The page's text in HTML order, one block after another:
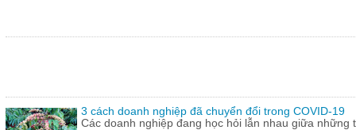
3 cách doanh nghiệp đã chuyển đổi trong COVID-19
Các doanh nghiệp đang học hỏi lẫn nhau giữa những